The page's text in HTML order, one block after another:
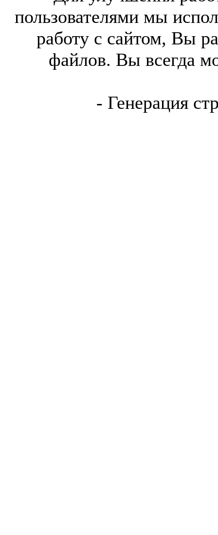
пользователями мы
работу с сайтом, Вы
файлов. Вы всегда
- Генерация